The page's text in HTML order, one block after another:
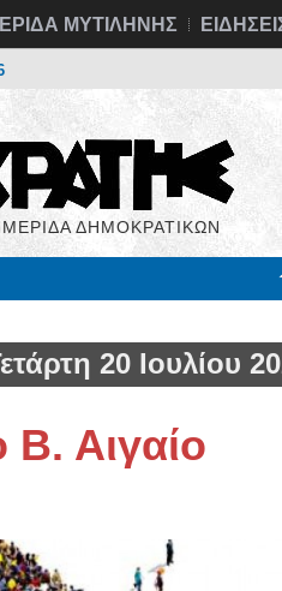
ΜΥΤΙΛΗΝΗΣ
ΔΗΜΟΚΡΑΤΙΚΩΝ
20 Ιουλίου
Β. Αιγαίο